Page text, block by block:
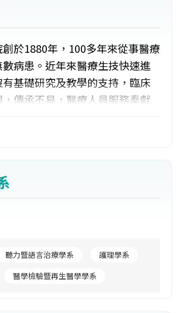
於1880年，100多年來從事醫療
病患。近年來醫療生技快速進
基礎研究及教學的支持，臨床
傳承不易，醫療人員服務奉獻
年開始籌設醫學院，立意以
療基礎、充沛之研究與教學能
重生命、關懷弱勢族群之醫療
基督信仰為基礎，提供學生
。歷經多年的努力，於1999年3月
備處，5月聘高銘憲教授擔任籌備
聽力暨語言治療學系
護理學系
醫學檢驗暨再生醫學學系